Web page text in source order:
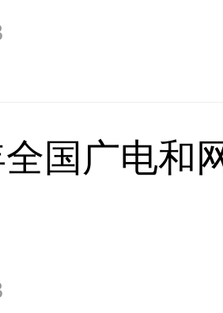
全国广电和